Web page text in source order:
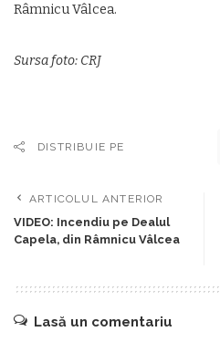
Râmnicu Vâlcea.
Sursa foto: CRJ
DISTRIBUIE PE
ARTICOLUL ANTERIOR
VIDEO: Incendiu pe Dealul
Capela, din Râmnicu Vâlcea
Lasă un comentariu